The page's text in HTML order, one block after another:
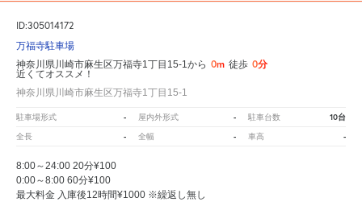
ID:305014172
万福寺駐車場
神奈川県川崎市麻生区万福寺1丁目15-1から 0m 徒歩 0分
近くてオススメ！
神奈川県川崎市麻生区万福寺1丁目15-1
駐車場形式 - 屋内外形式 - 駐車台数 10台
全長 - 全幅 - 車高 -
8:00～24:00 20分¥100
0:00～8:00 60分¥100
最大料金 入庫後12時間¥1000 ※繰返し無し